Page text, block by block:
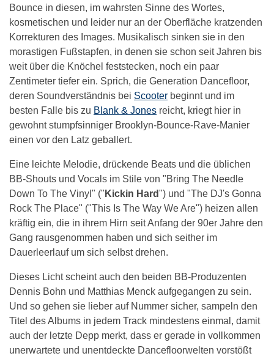
Bounce in diesen, im wahrsten Sinne des Wortes,
kosmetischen und leider nur an der Oberfläche kratzenden
Korrekturen des Images. Musikalisch sinken sie in den
morastigen Fußstapfen, in denen sie schon seit Jahren bis
weit über die Knöchel feststecken, noch ein paar
Zentimeter tiefer ein. Sprich, die Generation Dancefloor,
deren Soundverständnis bei Scooter beginnt und im
besten Falle bis zu Blank & Jones reicht, kriegt hier in
gewohnt stumpfsinniger Brooklyn-Bounce-Rave-Manier
einen vor den Latz geballert.
Eine leichte Melodie, drückende Beats und die üblichen
BB-Shouts und Vocals im Stile von "Bring The Needle
Down To The Vinyl" (" Kickin Hard") und "The DJ's Gonna
Rock The Place" ("This Is The Way We Are") heizen allen
kräftig ein, die in ihrem Hirn seit Anfang der 90er Jahre den
Gang rausgenommen haben und sich seither im
Dauerleerlauf um sich selbst drehen.
Dieses Licht scheint auch den beiden BB-Produzenten
Dennis Bohn und Matthias Menck aufgegangen zu sein.
Und so gehen sie lieber auf Nummer sicher, sampeln den
Titel des Albums in jedem Track mindestens einmal, damit
auch der letzte Depp merkt, dass er gerade in vollkommen
unerwartete und unentdeckte Dancefloorwelten vorstößt